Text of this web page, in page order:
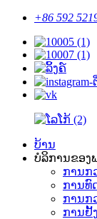
+86 592
ບ້ານ
ບໍລິການຂອງ
ການກ
ການທົ
ການກ
ການຢັ້